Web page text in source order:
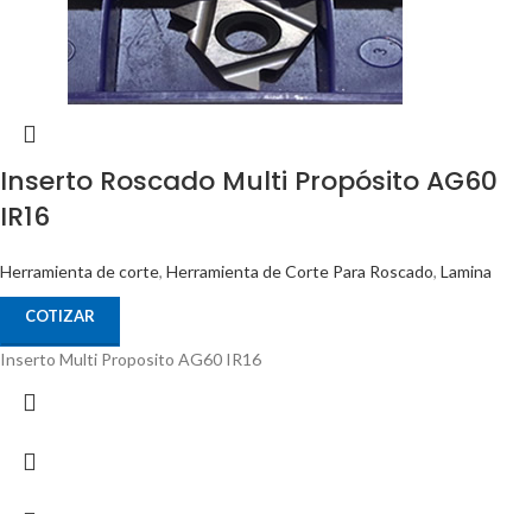
Inserto Roscado Multi Propósito AG60
IR16
Herramienta de corte, Herramienta de Corte Para Roscado, Lamina
COTIZAR
Inserto Multi Proposito AG60 IR16